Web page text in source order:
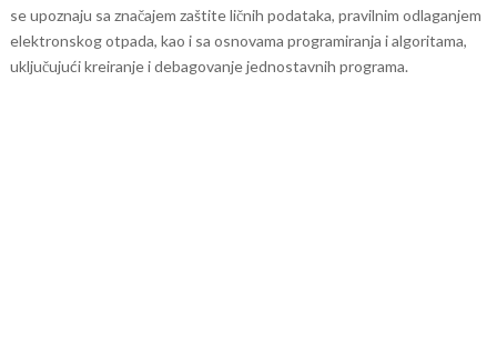
se upoznaju sa značajem zaštite ličnih podataka, pravilnim odlaganjem
elektronskog otpada, kao i sa osnovama programiranja i algoritama,
uključujući kreiranje i debagovanje jednostavnih programa.